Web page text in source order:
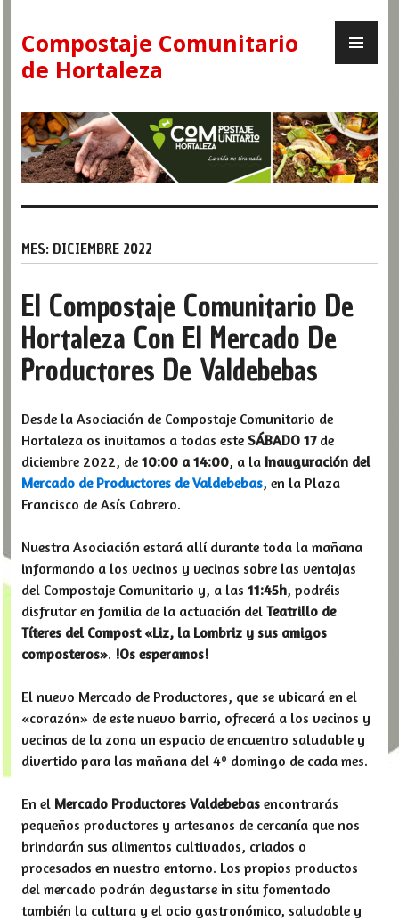
to
content
Compostaje Comunitario
de Hortaleza
MES: DICIEMBRE 2022
El Compostaje Comunitario De
Hortaleza Con El Mercado De
Productores De Valdebebas
Desde la Asociación de Compostaje Comunitario de
Hortaleza os invitamos a todas este SÁBADO 17de
diciembre 2022, de 10:00 a 14:00, a la Inauguración del
Mercado de Productores de Valdebebas, en la Plaza
Francisco de Asís Cabrero.
Nuestra Asociación estará allí durante toda la mañana
informando a los vecinos y vecinas sobre las ventajas
del Compostaje Comunitario y, a las 11:45h, podréis
disfrutar en familia de la actuación del Teatrillo de
Títeres del Compost «Liz, la Lombriz y sus amigos
composteros». !Os esperamos!
El nuevo Mercado de Productores, que se ubicará en el
«corazón» de este nuevo barrio, ofrecerá a los vecinos y
vecinas de la zona un espacio de encuentro saludable y
divertido para las mañana del 4º domingo de cada mes.
En el Mercado Productores Valdebebas encontrarás
pequeños productores y artesanos de cercanía que nos
brindarán sus alimentos cultivados, criados o
procesados en nuestro entorno. Los propios productos
del mercado podrán degustarse in situ fomentado
también la cultura y el ocio gastronómico, saludable y